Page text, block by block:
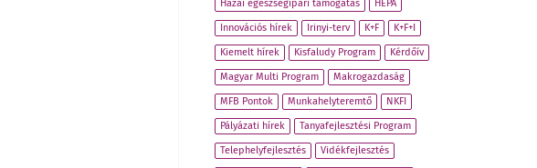
Hazai egészségipari támogatás HEPA
Innovációs hírek Irinyi-terv K+F K+F+I
Kiemelt hírek Kisfaludy Program Kérdőív
Magyar Multi Program Makrogazdaság
MFB Pontok Munkahelyteremtő NKFI
Pályázati hírek Tanyafejlesztési Program
Telephelyfejlesztés Vidékfejlesztés